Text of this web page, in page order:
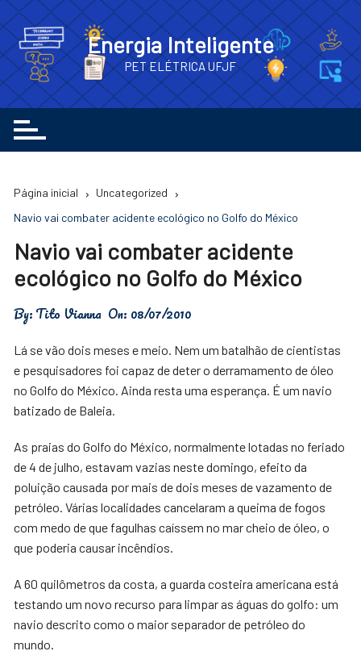
para
o
conteúdo
Energia Inteligente
PET ELÉTRICA UFJF
Página inicial
Uncategorized
Navio vai combater acidente ecológico no Golfo do México
Navio vai combater acidente
ecológico no Golfo do México
By:Tito Vianna On: 08/07/2010
Lá se vão dois meses e meio. Nem um batalhão de cientistas
e pesquisadores foi capaz de deter o derramamento de óleo
no Golfo do México. Ainda resta uma esperança. É um navio
batizado de Baleia.
As praias do Golfo do México, normalmente lotadas no feriado
de 4 de julho, estavam vazias neste domingo, efeito da
poluição causada por mais de dois meses de vazamento de
petróleo. Várias localidades cancelaram a queima de fogos
com medo de que fagulhas caíssem no mar cheio de óleo, o
que poderia causar incêndios.
A 60 quilômetros da costa, a guarda costeira americana está
testando um novo recurso para limpar as águas do golfo: um
navio descrito como o maior separador de petróleo do
mundo.